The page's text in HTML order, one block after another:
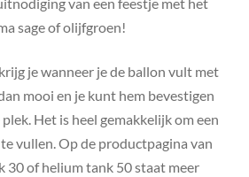
van een feestje met het
sage of olijfgroen!
je wanneer je de ballon vult met
mooi en je kunt hem bevestigen
Het is heel gemakkelijk om een
vullen. Op de productpagina van
30 of helium tank 50 staat meer